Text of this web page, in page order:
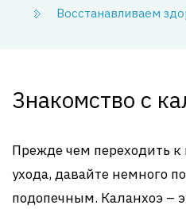
Восстанавливаем
Знакомство с
Прежде чем переходить
ухода, давайте немного
подопечным. Каланхоэ –